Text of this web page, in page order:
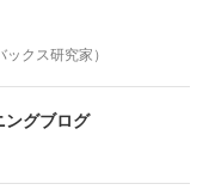
クス研究家）
ングブログ